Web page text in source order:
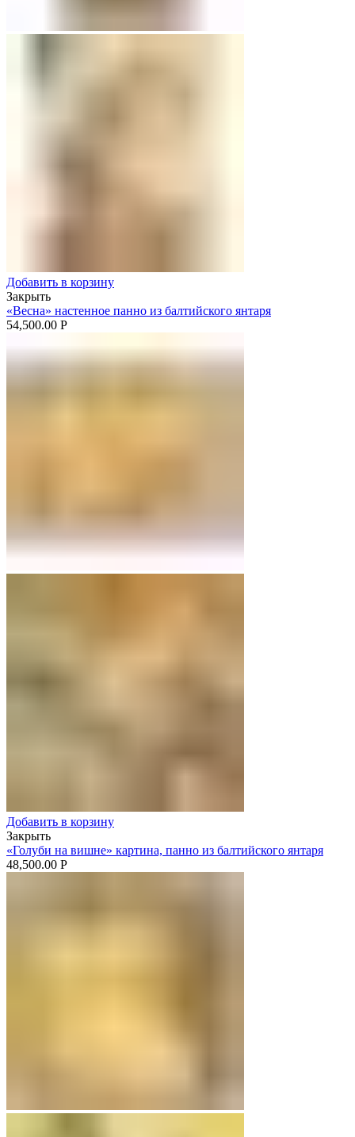
Добавить в корзину
Закрыть
«Весна» настенное панно из балтийского янтаря
54,500.00 Р
Добавить в корзину
Закрыть
«Голуби на вишне» картина, панно из балтийского янтаря
48,500.00 Р